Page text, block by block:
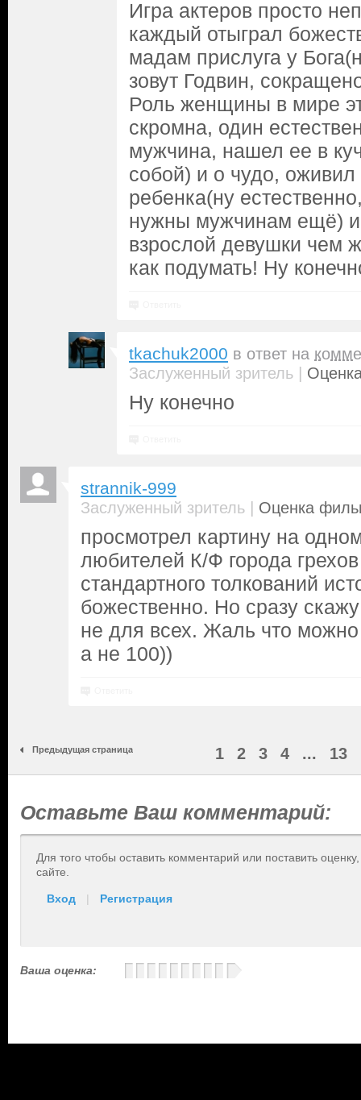
Игра актеров просто
каждый отыграл
мадам прислуга у
зовут Годвин,
Роль женщины в мире
скромна, один
мужчина, нашел ее в
собой) и о чудо, оживил
ребенка(ну
нужны мужчинам ещё) и
взрослой девушки чем
как подумать! Ну
tkachuk2000 в ответ на
Заслуженный зритель |
Ну конечно
strannik-999
Заслуженный зритель | Оценка
просмотрел картину на
любителей К/Ф города
стандартного толкований
божественно. Но сразу
не для всех. Жаль что можно
а не 100))
Предыдущая страница 1 2 3 4 ... 13
Оставьте Ваш комментарий:
Для того чтобы оставить комментарий или поставить
сайте.
Вход | Регистрация
Ваша оценка: